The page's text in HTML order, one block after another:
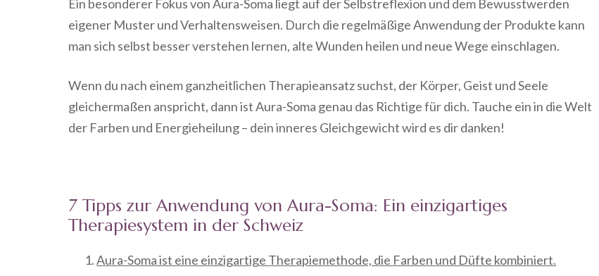
Ein besonderer Fokus von Aura-Soma liegt auf der Selbstreflexion und dem Bewusstwerden
eigener Muster und Verhaltensweisen. Durch die regelmäßige Anwendung der Produkte kann
man sich selbst besser verstehen lernen, alte Wunden heilen und neue Wege einschlagen.
Wenn du nach einem ganzheitlichen Therapieansatz suchst, der Körper, Geist und Seele
gleichermaßen anspricht, dann ist Aura-Soma genau das Richtige für dich. Tauche ein in die Welt
der Farben und Energieheilung – dein inneres Gleichgewicht wird es dir danken!
7 Tipps zur Anwendung von Aura-Soma: Ein einzigartiges
Therapiesystem in der Schweiz
Aura-Soma ist eine einzigartige Therapiemethode, die Farben und Düfte kombiniert.